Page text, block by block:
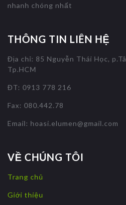
nhanh chóng nhất
THÔNG TIN LIÊN HỆ
Địa chỉ: 85 Nguyễn Thái Học,
Tp.HCM
ĐT: 0913 778 216
Fax: 080.442.78
Email: hoasi.elumen@gmail.com
VỀ CHÚNG TÔI
Trang chủ
Giới thiệu